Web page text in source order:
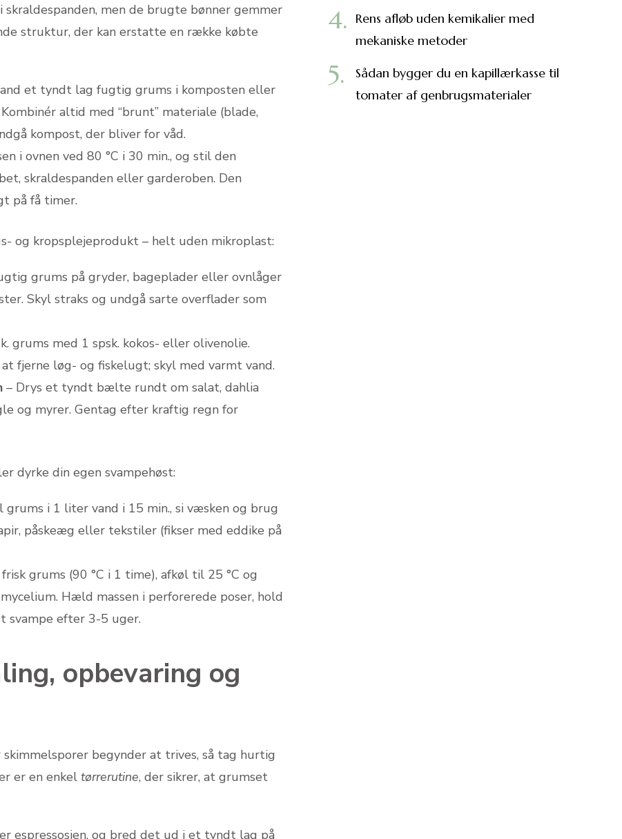
men de brugte bønner gemmer
struktur, der kan erstatte en række købte
et tyndt lag fugtig grums i komposten eller
altid med “brunt” materiale (blade,
kompost, der bliver for våd.
i ovnen ved 80 °C i 30 min., og stil den
skraldespanden eller garderoben. Den
på få timer.
og kropsplejeprodukt – helt uden mikroplast:
grums på gryder, bageplader eller ovnlåger
Skyl straks og undgå sarte overflader som
grums med 1 spsk. kokos- eller olivenolie.
fjerne løg- og fiskelugt; skyl med varmt vand.
– Drys et tyndt bælte rundt om salat, dahlia
og myrer. Gentag efter kraftig regn for
dyrke din egen svampehøst:
grums i 1 liter vand i 15 min., si væsken og brug
påskeæg eller tekstiler (fikser med eddike på
grums (90 °C i 1 time), afkøl til 25 °C og
Hæld massen i perforerede poser, hold
svampe efter 3-5 uger.
opbevaring og
begynder at trives, så tag hurtig
er en enkel tørre­rutine, der sikrer, at grumset
espressosien, og bred det ud i et tyndt lag på
Rens afløb uden kemikalier med
mekaniske metoder
Sådan bygger du en kapillærkasse til
tomater af genbrugsmaterialer